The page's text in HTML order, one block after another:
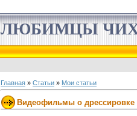
ЛЮБИМЦЫ
Главная » Статьи » Мои статьи
Видеофильмы о дрессировке